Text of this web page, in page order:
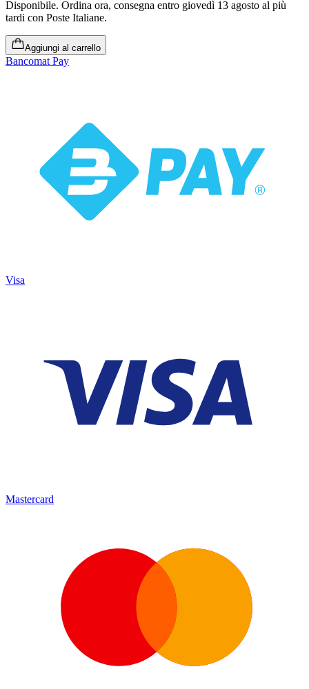
Disponibile. Ordina ora, consegna entro giovedì 13 agosto al più
tardi con Poste Italiane.
Aggiungi al carrello
Bancomat Pay
Visa
Mastercard